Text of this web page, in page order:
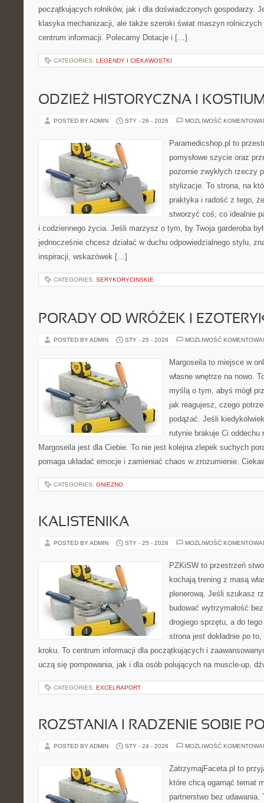
początkujących rolników, jak i dla doświadczonych gospodarzy.
klasyka mechanizacji, ale także szeroki świat maszyn
centrum informacji. Polecamy Dotacje i […]
CATEGORIES: LEGENDY I CIEKAWOSTKI
ODZIEŻ HISTORYCZNA I
POSTED BY ADMIN STY - 26 - 2026 MOŻLIWOŚĆ
Paramedicshop.pl to
pomysłowe szycie oraz
pozornie zwykłych rzeczy
stylizacje. To strona, na
praktyka i radość z tego,
stworzyć coś, co idealnie
i codziennego życia. Jeśli marzysz o tym, by Twoja garderoba
jednocześnie chcesz działać w duchu odpowiedzialnego stylu,
inspiracji, wskazówek […]
CATEGORIES: SERYKORYCINSKIE
PORADY OD WRÓŻEK I
POSTED BY ADMIN STY - 25 - 2026 MOŻLIWOŚĆ
Margoseila to miejsce w
własne wnętrze na nowo.
myślą o tym, abyś mógł
jak reagujesz, czego
podążać. Jeśli
rutynie brakuje Ci oddechu
Margoseila jest dla Ciebie. To nie jest kolejna zlepek suchych
pomaga układać emocje i zamieniać chaos w zrozumienie.
CATEGORIES: GNIEZNO
KALISTENIKA
POSTED BY ADMIN STY - 25 - 2026 MOŻLIWOŚĆ
PZKiSW to przestrzeń
kochają trening z masą
plenerową. Jeśli szukasz
budować wytrzymałość
drogiego sprzętu, a do
strona jest dokładnie po
kroku. To centrum informacji dla początkujących i
uczą się pompowania, jak i dla osób polujących na muscle-up,
CATEGORIES: EXCELRAPORT
ROZSTANIA I RADZENIE SOBIE
POSTED BY ADMIN STY - 24 - 2026 MOŻLIWOŚĆ
ZatrzymajFaceta.pl to
które chcą ogarnąć temat
partnerstwo bez udawania.